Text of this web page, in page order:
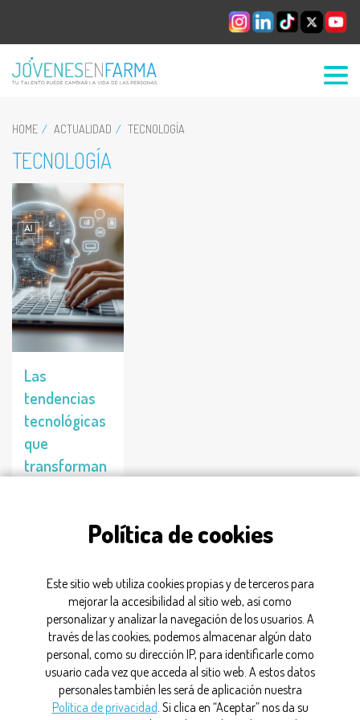
HOME ACTUALIDAD TECNOLOGÍA
TECNOLOGÍA
Las
tendencias
tecnológicas
que
transforman
farmacéutica
tecnología
CONTACTO
Política de cookies
Este sitio web utiliza cookies propias y de terceros para
mejorar la accesibilidad al sitio web, así como
personalizar y analizar la navegación de los usuarios. A
través de las cookies, podemos almacenar algún dato
personal, como su dirección IP, para identificarle como
usuario cada vez que acceda al sitio web. A estos datos
personales también les será de aplicación nuestra
Política de privacidad. Si clica en “Aceptar” nos da su